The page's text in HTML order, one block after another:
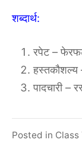
शब्दार्थ:
रपेट –
हस्तकौशल्य
पादचारी –
Posted in Class